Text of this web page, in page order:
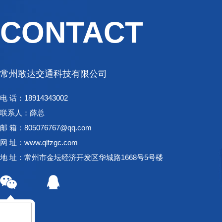
CONTACT
常州敢达交通科技有限公司
电 话：18914343002
联系人：薛总
邮 箱：805076767@qq.com
网 址：www.qlfzgc.com
地 址：常州市金坛经济开发区华城路1668号5号楼